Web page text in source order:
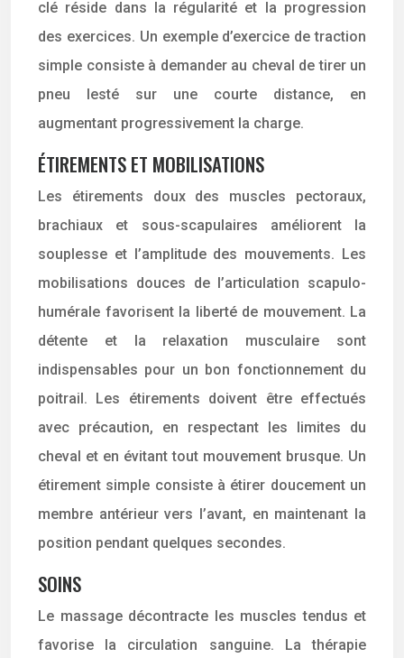
clé réside dans la régularité et la progression
des exercices. Un exemple d’exercice de traction
simple consiste à demander au cheval de tirer un
pneu lesté sur une courte distance, en
augmentant progressivement la charge.
ÉTIREMENTS ET MOBILISATIONS
Les étirements doux des muscles pectoraux,
brachiaux et sous-scapulaires améliorent la
souplesse et l’amplitude des mouvements. Les
mobilisations douces de l’articulation scapulo-
humérale favorisent la liberté de mouvement. La
détente et la relaxation musculaire sont
indispensables pour un bon fonctionnement du
poitrail. Les étirements doivent être effectués
avec précaution, en respectant les limites du
cheval et en évitant tout mouvement brusque. Un
étirement simple consiste à étirer doucement un
membre antérieur vers l’avant, en maintenant la
position pendant quelques secondes.
SOINS
Le massage décontracte les muscles tendus et
favorise la circulation sanguine. La thérapie